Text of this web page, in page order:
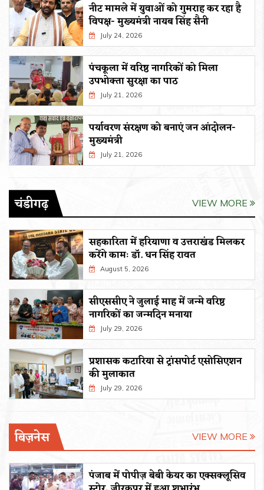
नीट मामले में युवाओं को गुमराह कर रहा है
विपक्ष- मुख्यमंत्री नायब सिंह सैनी
July 24, 2026
पंचकूला में वरिष्ठ नागरिकों को मिला
उपभोक्ता सुरक्षा का पाठ
July 21, 2026
पर्यावरण संरक्षण को बनाएं जन आंदोलन-
मुख्यमंत्री
July 21, 2026
चंडीगढ़ VIEW MORE
सहकारिता में हरियाणा व उत्तराखंड मिलकर
करेंगे कामः डाॅ. धन सिंह रावत
August 5, 2026
सीएससीए ने जुलाई माह में जन्मे वरिष्ठ
नागरिकों का जन्मदिन मनाया
July 29, 2026
प्रशासक कटारिया से ट्रांसपोर्ट एसोसिएशन
की मुलाकात
July 29, 2026
बिज़नेस VIEW MORE
पंजाब में पोपीज़ बेबी केयर का एक्सक्लूसिव